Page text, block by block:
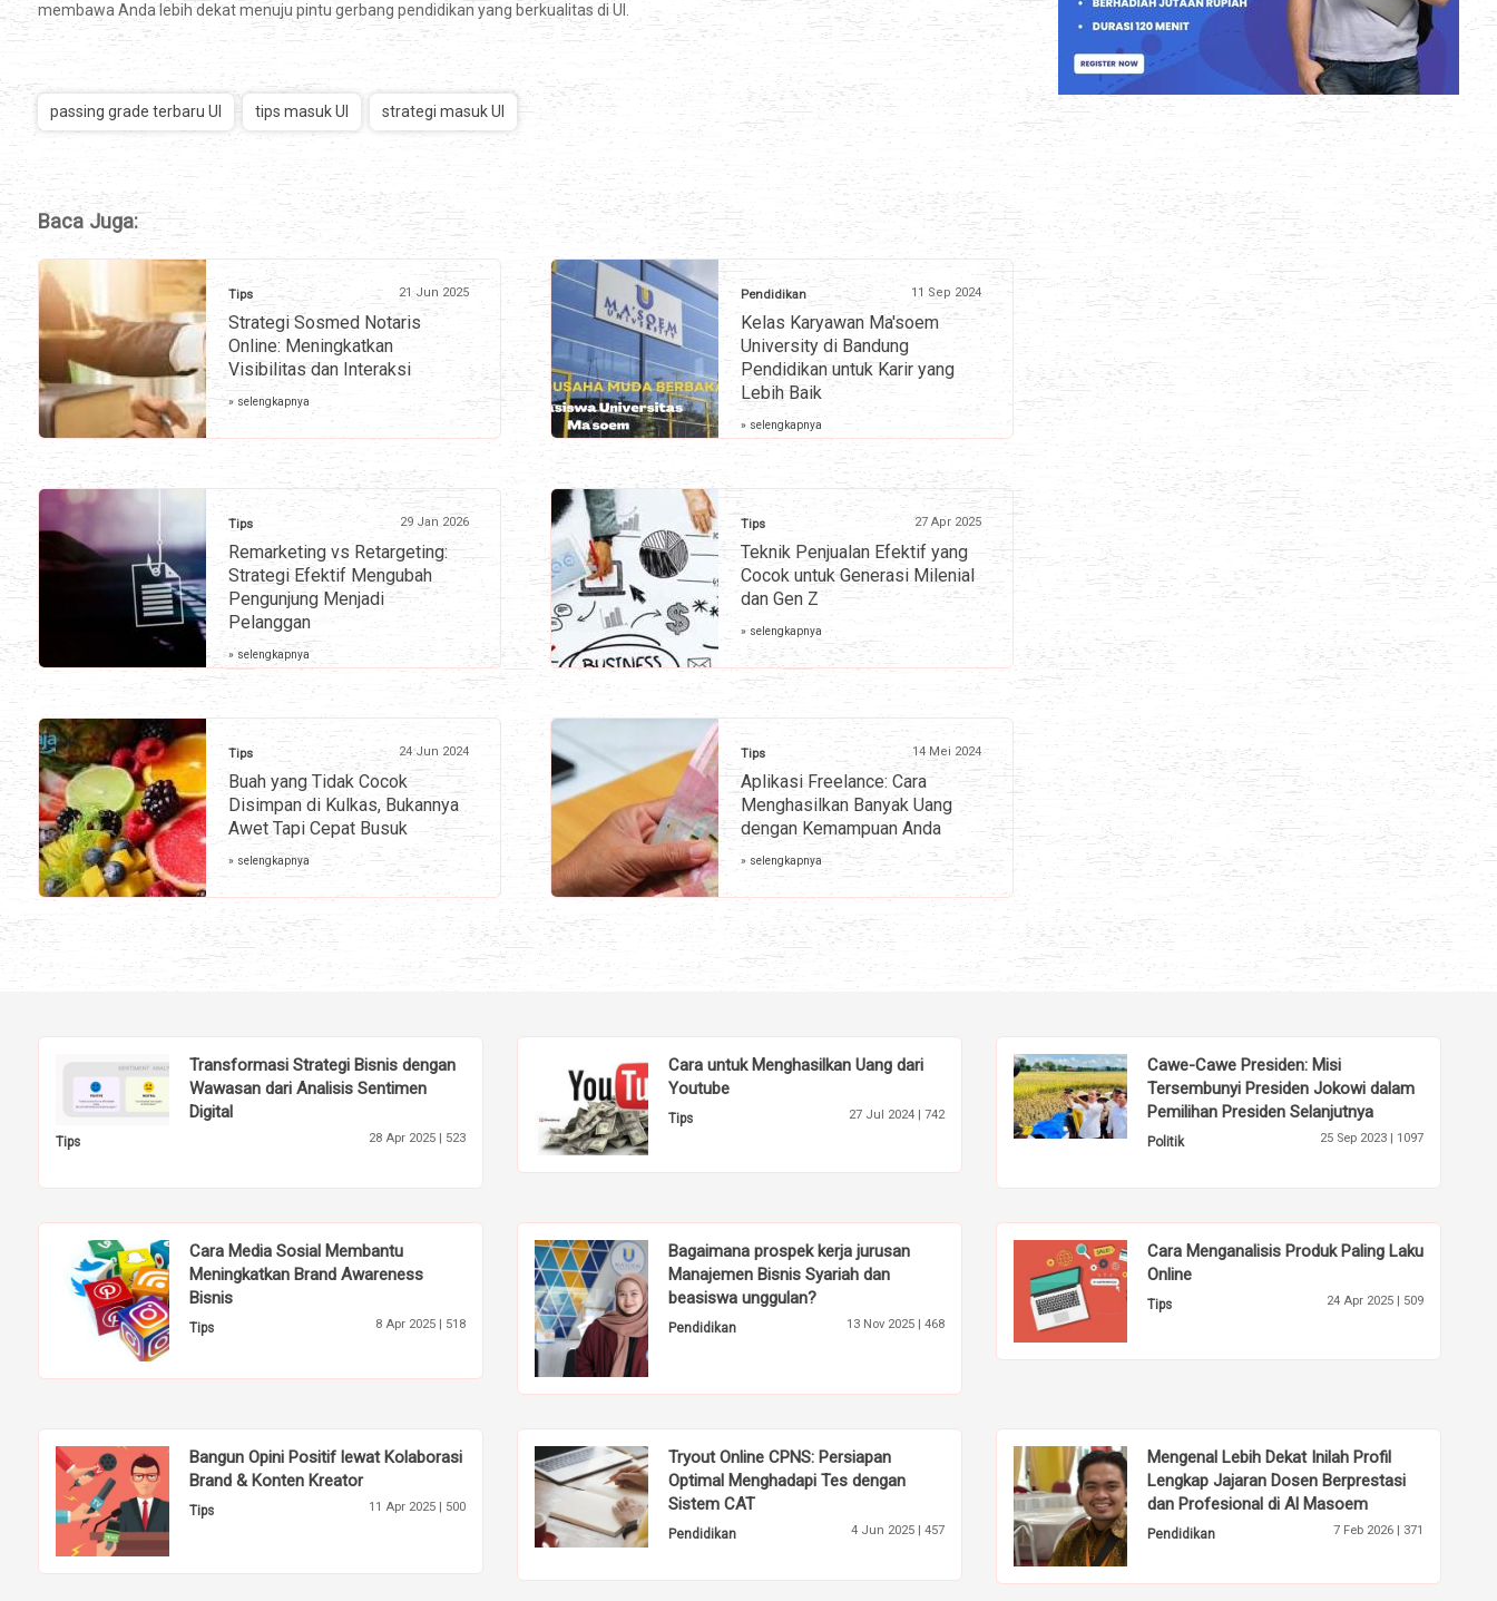
membawa Anda lebih dekat menuju pintu gerbang pendidikan yang berkualitas di UI.
passing grade terbaru UI tips masuk UI strategi masuk UI
Baca Juga:
Tips 21 Jun 2025
Strategi Sosmed Notaris
Online: Meningkatkan
Visibilitas dan Interaksi
» selengkapnya
Pendidikan 11 Sep 2024
Kelas Karyawan Ma'soem
University di Bandung
Pendidikan untuk Karir yang
Lebih Baik
» selengkapnya
Tips 29 Jan 2026
Remarketing vs Retargeting:
Strategi Efektif Mengubah
Pengunjung Menjadi
Pelanggan
» selengkapnya
Tips 27 Apr 2025
Teknik Penjualan Efektif yang
Cocok untuk Generasi Milenial
dan Gen Z
» selengkapnya
Tips 24 Jun 2024
Buah yang Tidak Cocok
Disimpan di Kulkas, Bukannya
Awet Tapi Cepat Busuk
» selengkapnya
Tips 14 Mei 2024
Aplikasi Freelance: Cara
Menghasilkan Banyak Uang
dengan Kemampuan Anda
» selengkapnya
Transformasi Strategi Bisnis dengan
Wawasan dari Analisis Sentimen
Digital
Tips 28 Apr 2025 | 523
Cara untuk Menghasilkan Uang dari
Youtube
Tips 27 Jul 2024 | 742
Cawe-Cawe Presiden: Misi
Tersembunyi Presiden Jokowi dalam
Pemilihan Presiden Selanjutnya
Politik 25 Sep 2023 | 1097
Cara Media Sosial Membantu
Meningkatkan Brand Awareness
Bisnis
Tips 8 Apr 2025 | 518
Bagaimana prospek kerja jurusan
Manajemen Bisnis Syariah dan
beasiswa unggulan?
Pendidikan 13 Nov 2025 | 468
Cara Menganalisis Produk Paling Laku
Online
Tips 24 Apr 2025 | 509
Bangun Opini Positif lewat Kolaborasi
Brand & Konten Kreator
Tips 11 Apr 2025 | 500
Tryout Online CPNS: Persiapan
Optimal Menghadapi Tes dengan
Sistem CAT
Pendidikan 4 Jun 2025 | 457
Mengenal Lebih Dekat Inilah Profil
Lengkap Jajaran Dosen Berprestasi
dan Profesional di Al Masoem
Pendidikan 7 Feb 2026 | 371